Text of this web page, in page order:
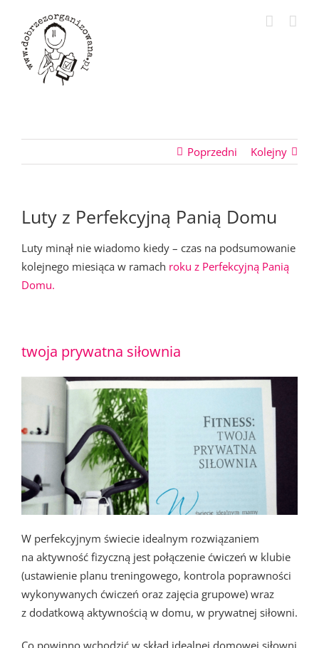
zawartości
Poprzedni Kolejny
Luty z Perfekcyjną Panią Domu
Luty minął nie wiadomo kiedy – czas na podsumowanie
kolejnego miesiąca w ramach roku z Perfekcyjną Panią
Domu.
twoja prywatna siłownia
W perfekcyjnym świecie idealnym rozwiązaniem
na aktywność fizyczną jest połączenie ćwiczeń w klubie
(ustawienie planu treningowego, kontrola poprawności
wykonywanych ćwiczeń oraz zajęcia grupowe) wraz
z dodatkową aktywnością w domu, w prywatnej siłowni.
Co powinno wchodzić w skład idealnej domowej siłowni